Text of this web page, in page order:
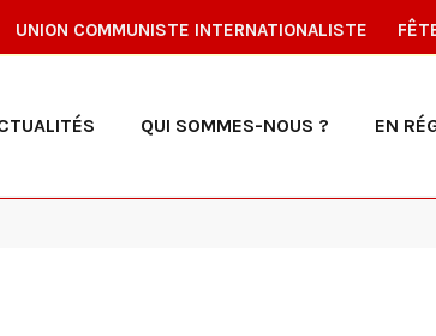
UNION COMMUNISTE INTERNATIONALISTE
QUI SOMMES-NOUS ? EN